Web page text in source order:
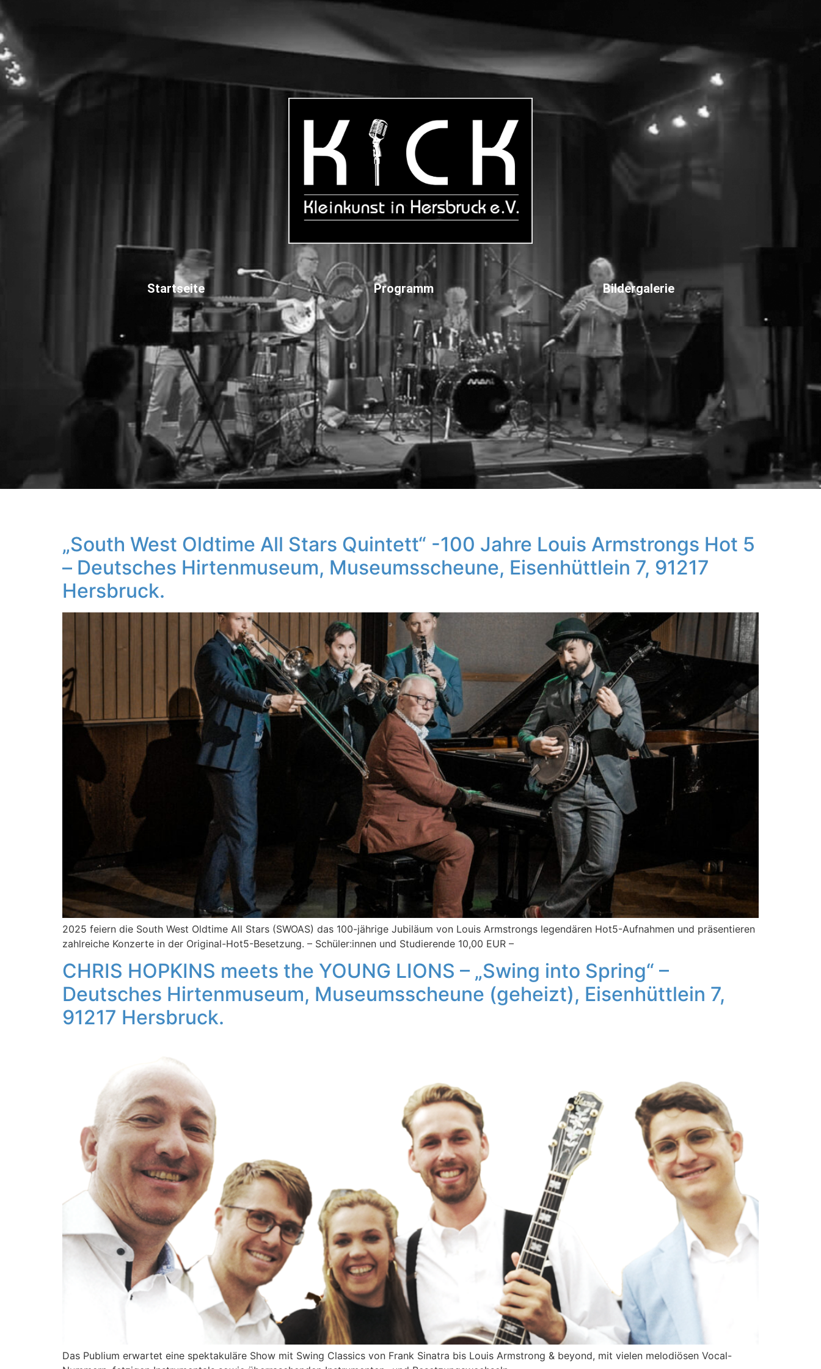
Startseite Programm Bildergalerie
„South West Oldtime All Stars Quintett“ -100 Jahre Louis Armstrongs Hot 5
– Deutsches Hirtenmuseum, Museumsscheune, Eisenhüttlein 7, 91217
Hersbruck.
2025 feiern die South West Oldtime All Stars (SWOAS) das 100-jährige Jubiläum von Louis Armstrongs legendären Hot5-Aufnahmen und präsentieren
zahlreiche Konzerte in der Original-Hot5-Besetzung. – Schüler:innen und Studierende 10,00 EUR –
CHRIS HOPKINS meets the YOUNG LIONS – „Swing into Spring“ –
Deutsches Hirtenmuseum, Museumsscheune (geheizt), Eisenhüttlein 7,
91217 Hersbruck.
Das Publium erwartet eine spektakuläre Show mit Swing Classics von Frank Sinatra bis Louis Armstrong & beyond, mit vielen melodiösen Vocal-